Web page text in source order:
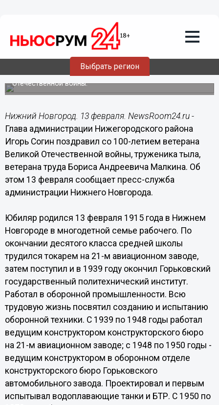
Выбрать регион
труд, крепкие семейные узы -
ярчайший пример для подражания
будущему поколению, - Согин
Глава администрации Нижегородского района
поздравил со 100-леием ветерана Великой
Отечественной войны.
Нижний Новгород. 13 февраля. NewsRoom24.ru -
Глава администрации Нижегородского района
Игорь Согин поздравил со 100-летием ветерана
Великой Отечественной войны, труженика тыла,
ветерана труда Бориса Андреевича Малкина. Об
этом 13 февраля сообщает пресс-служба
администрации Нижнего Новгорода.
Юбиляр родился 13 февраля 1915 года в Нижнем
Новгороде в многодетной семье рабочего. По
окончании десятого класса средней школы
трудился токарем на 21-м авиационном заводе,
затем поступил и в 1939 году окончил Горьковский
государственный политехнический институт.
Работал в оборонной промышленности. Всю
трудовую жизнь посвятил созданию и испытанию
оборонной техники. С 1939 по 1948 годы работал
ведущим конструктором конструкторского бюро
на 21-м авиационном заводе; с 1948 по 1950 годы -
ведущим конструктором в оборонном отделе
конструкторского бюро Горьковского
автомобильного завода. Проектировал и первым
испытывал водоплавающие танки и БТР. С 1950 по